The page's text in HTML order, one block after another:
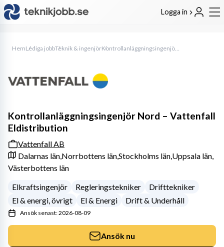
Logga in
HemLediga jobbTeknik & ingenjör Kontrollanläggningsingenjör Nord – Vattenfall Eldistribution
Kontrollanläggningsingenjör Nord – Vattenfall
Eldistribution
Vattenfall AB
Dalarnas län,Norrbottens län,Stockholms län,Uppsala län,
Västerbottens län
Elkraftsingenjör
Regleringstekniker
Drifttekniker
El & energi, övrigt
El & Energi Drift & Underhåll
Ansök senast: 2026-08-09
Ansök nu